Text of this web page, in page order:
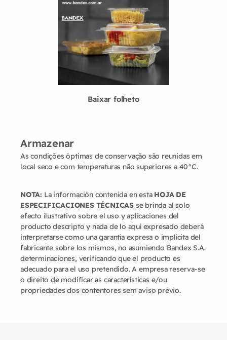
Baixar folheto
Armazenar
As condições óptimas de conservação são reunidas em
local seco e com temperaturas não superiores a 40°C.
NOTA: La información contenida en esta HOJA DE
ESPECIFICACIONES TÉCNICAS se brinda al solo
efecto ilustrativo sobre el uso y aplicaciones del
producto descripto y nada de lo aquí expresado deberá
interpretarse como una garantía expresa o implícita del
fabricante sobre los mismos, no asumiendo Bandex S.A.
determinaciones, verificando que el producto es
adecuado para el uso pretendido. A empresa reserva-se
o direito de modificar as características e/ou
propriedades dos contentores sem aviso prévio.